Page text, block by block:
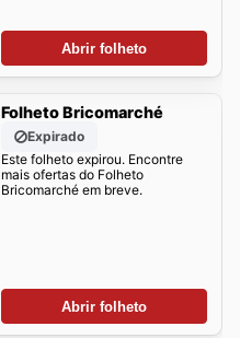
Abrir folheto
Folheto Bricomarché
Expirado
Este folheto expirou. Encontre
mais ofertas do Folheto
Bricomarché em breve.
Abrir folheto